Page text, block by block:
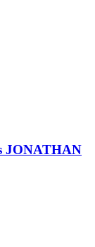
JONATHAN